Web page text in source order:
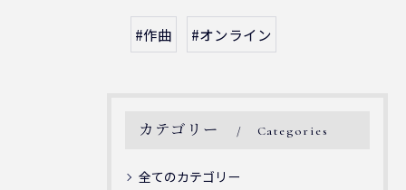
#作曲 #オンライン
カテゴリー Categories
全てのカテゴリー